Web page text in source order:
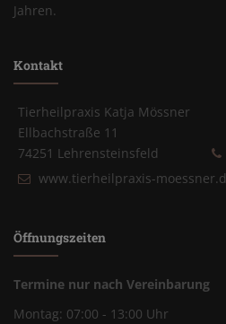
Jahren.
Kontakt
Tierheilpraxis Katja Mössner
Ellbachstraße 11
74251 Lehrensteinsfeld
www.tierheilpraxis-
Öffnungszeiten
Termine nur nach Vereinbarung
Montag: 07:00 - 13:00 Uhr